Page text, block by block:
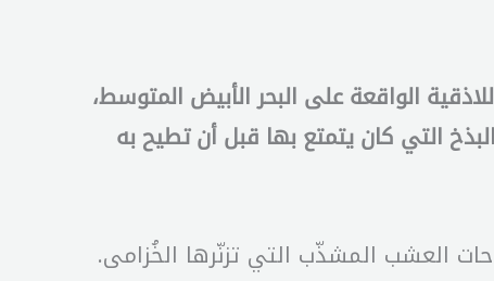
الواقعة على البحر الأبيض المتوسط،
التي كان يتمتع بها قبل أن تطيح به
العشب المشذّب التي تزنّرها الخُزامى.